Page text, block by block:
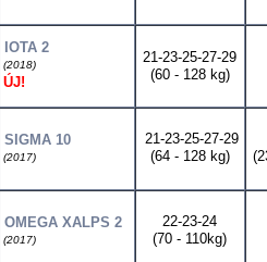
IOTA 2
(2018)
ÚJ!
21-23-25-27-29
(60 - 128 kg)
SIGMA 10
(2017)
21-23-25-27-29
(64 - 128 kg)
OMEGA XALPS 2
(2017)
22-23-24
(70 - 110kg)